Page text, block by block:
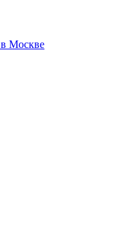
Москве